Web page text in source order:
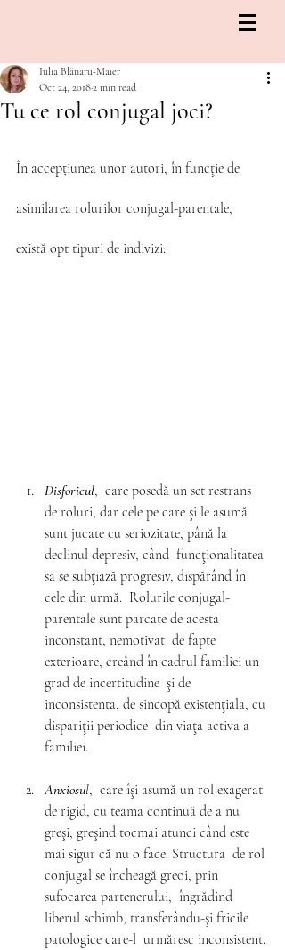
Tu ce rol conjugal joci?
Iulia Blănaru-Maier
Oct 24, 20182 min read
În accepțiunea unor autori, în funcţie de
asimilarea rolurilor conjugal-parentale,
există opt tipuri de indivizi:
Disforicul,  care posedă un set restrans
de roluri, dar cele pe care şi le asumă
sunt jucate cu seriozitate, până la
declinul depresiv, când  funcţionalitatea
sa se subţiază progresiv, dispărând în
cele din urmă.  Rolurile conjugal-
parentale sunt parcate de acesta
inconstant, nemotivat  de fapte
exterioare, creând în cadrul familiei un
grad de incertitudine  şi de
inconsistenta, de sincopă existenţiala, cu
dispariţii periodice  din viaţa activa a
familiei.
Anxiosul,  care îşi asumă un rol exagerat
de rigid, cu teama continuă de a nu
greşi, greşind tocmai atunci când este
mai sigur că nu o face. Structura  de rol
conjugal se încheagă greoi, prin
sufocarea partenerului,  îngrădind
liberul schimb, transferându-şi fricile
patologice care-l  urmăresc inconsistent.